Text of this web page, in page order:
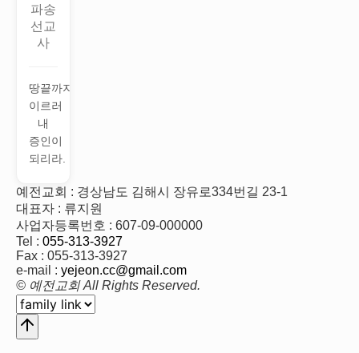
파송
선교
사
땅끝까지
이르러
내
증인이
되리라.
예전교회 : 경상남도 김해시 장유로334번길 23-1
대표자 : 류지원
사업자등록번호 : 607-09-000000
Tel : 055-313-3927
Fax : 055-313-3927
e-mail : yejeon.cc@gmail.com
© 예전교회 All Rights Reserved.